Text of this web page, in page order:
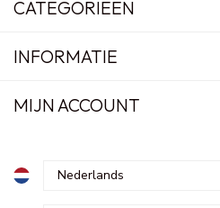
CATEGORIEËN
INFORMATIE
MIJN ACCOUNT